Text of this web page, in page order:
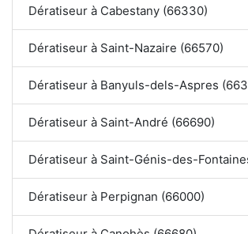
Dératiseur à Cabestany (66330)
Dératiseur à Saint-Nazaire (66570)
Dératiseur à Banyuls-dels-Aspres
Dératiseur à Saint-André (66690)
Dératiseur à Saint-Génis-des-
Dératiseur à Perpignan (66000)